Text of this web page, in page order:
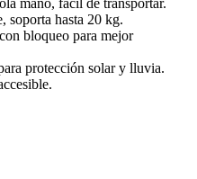
mano, fácil de transportar.
soporta hasta 20 kg.
bloqueo para mejor
protección solar y lluvia.